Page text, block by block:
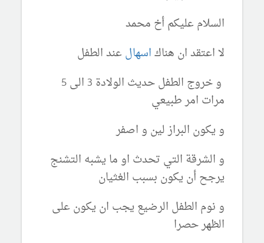
السلام عليكم أخ محمد
لا اعتقد ان هناكاسهال عند الطفل
و خروج الطفل حديث الولادة 3 الى 5
مرات امر طبيعي
و يكون البراز لين و اصفر
و الشرقة التي تحدث او ما يشبه التشنج
يرجح أن يكون بسبب الغثيان
و نوم الطفل الرضيع يجب ان يكون على
الظهر حصرا